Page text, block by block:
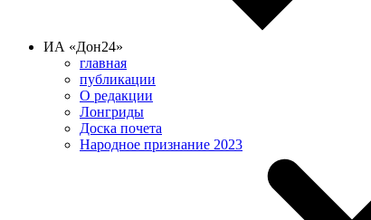
ИА «Дон24»
главная
публикации
О редакции
Лонгриды
Доска почета
Народное признание 2023